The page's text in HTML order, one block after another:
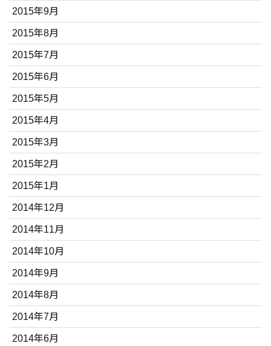
2015年9月
2015年8月
2015年7月
2015年6月
2015年5月
2015年4月
2015年3月
2015年2月
2015年1月
2014年12月
2014年11月
2014年10月
2014年9月
2014年8月
2014年7月
2014年6月